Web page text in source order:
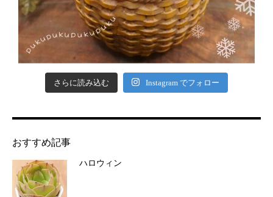
さらに読み込む Instagram でフォロー
おすすめ記事
ハロウィン